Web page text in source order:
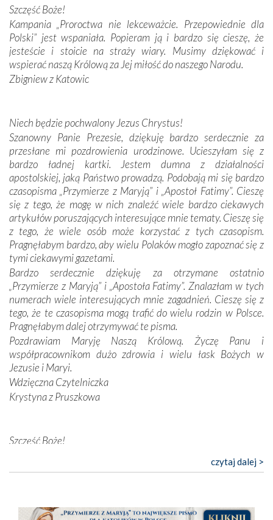
Podczas tej kilkudniowej wyprawy na każdym kroku
spotykaliśmy się z serdeczną otwartością
Portugalczyków. Podziwialiśmy ich ludową sztukę i
zwyczaje. Mimo że nasze kraje są od siebie bardzo
oddalone, w żaden sposób nie czuliśmy się obco.
Sprawiła to oczywiście sama Matka Boża, ale też
kulturowa bliskość biorąca swój początek w naszej
mieliśmy okazję przekonać się, że Maryja swoją opieką
otacza nie tylko nasz naród, lecz wszystkie nacje, które
się Jej ufnie oddają, a także każdą osobę, która zawierza
Jej siebie oraz swych bliskich.
Dzieje Portugalii to również historia wierności Bogu i
odstępstw, także w życiu władców. Trudne momenty w
wymiarze tak osobistym, jak i zbiorowym, przypominają o
konieczności ciągłego zabiegania o własną duszę i o łaskę
Opatrzności. Wierność przynosi pomyślność –
przynajmniej w życiu duchowym. Odstępstwo owocuje
nieszczęściem i śmiercią. Te uniwersalne prawdy
przychodziły na myśl, gdy słuchaliśmy opowieści
przewodników o portugalskich monarchach i wodzach,
zwycięskich bitwach i nieszczęśliwych losach grzesznych
kochanków.
Byli tym razem pośród Apostołów Fatimy reprezentanci
każdego spośród żyjących pokoleń. Najmłodszy uczestnik
liczył sobie 13 lat, zaś senior, pan Zdzisław – już 94.
Całe życie marzyłem, by tu przyjechać
Nasza pielgrzymka nie byłaby tak bogata w duchową treść
Oprócz zapewnienia nam możliwości codziennego
pięknych pieśni.
Szczęść Boże!
Kampania „Proroctwa nie lekceważcie. Przepowiednie dla
Polski” jest wspaniała. Popieram ją i bardzo się cieszę, że
jesteście i stoicie na straży wiary. Musimy dziękować i
wspierać naszą Królową za Jej miłość do naszego Narodu.
Zbigniew z Katowic
Niech będzie pochwalony Jezus Chrystus!
Szanowny Panie Prezesie, dziękuję bardzo serdecznie za
przesłane mi pozdrowienia urodzinowe. Ucieszyłam się z
bardzo ładnej kartki. Jestem dumna z działalności
apostolskiej, jaką Państwo prowadzą. Podobają mi się bardzo
czasopisma „Przymierze z Maryją” i „Apostoł Fatimy”. Cieszę
się z tego, że mogę w nich znaleźć wiele bardzo ciekawych
artykułów poruszających interesujące mnie tematy. Cieszę się
z tego, że wiele osób może korzystać z tych czasopism.
Pragnęłabym bardzo, aby wielu Polaków mogło zapoznać się z
tymi ciekawymi gazetami.
Bardzo serdecznie dziękuję za otrzymane ostatnio
„Przymierze z Maryją” i „Apostoła Fatimy”. Znalazłam w tych
numerach wiele interesujących mnie zagadnień. Cieszę się z
tego, że te czasopisma mogą trafić do wielu rodzin w Polsce.
Pragnęłabym dalej otrzymywać te pisma.
Pozdrawiam Maryję Naszą Królową. Życzę Panu i
współpracownikom dużo zdrowia i wielu łask Bożych w
Jezusie i Maryi.
Wdzięczna Czytelniczka
Krystyna z Pruszkowa
Szczęść Boże!
to pismo, które bardzo sobie cenię i szanuję. Redagujecie
nas prowadzi!
czytaj dalej >